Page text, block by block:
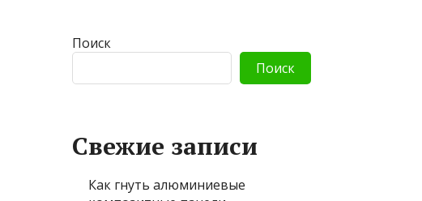
Поиск
Поиск
Свежие записи
Как гнуть алюминиевые